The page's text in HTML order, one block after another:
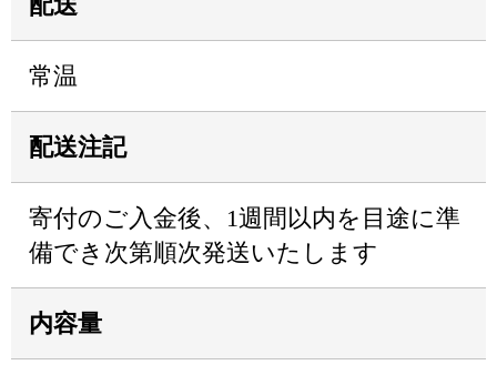
常温
配送注記
寄付のご入金後、1週間以内を目途に準
備でき次第順次発送いたします
内容量